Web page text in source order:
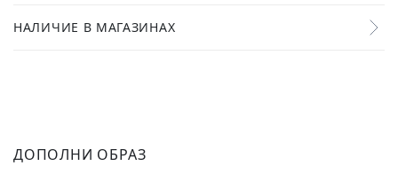
НАЛИЧИЕ В МАГАЗИНАХ
ДОПОЛНИ ОБРАЗ